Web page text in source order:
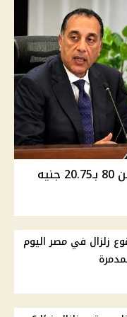
أسعار الوقود في مصر اليوم .. بنزين 80 بـ20.75 جنيه
زلزال في مصر اليوم